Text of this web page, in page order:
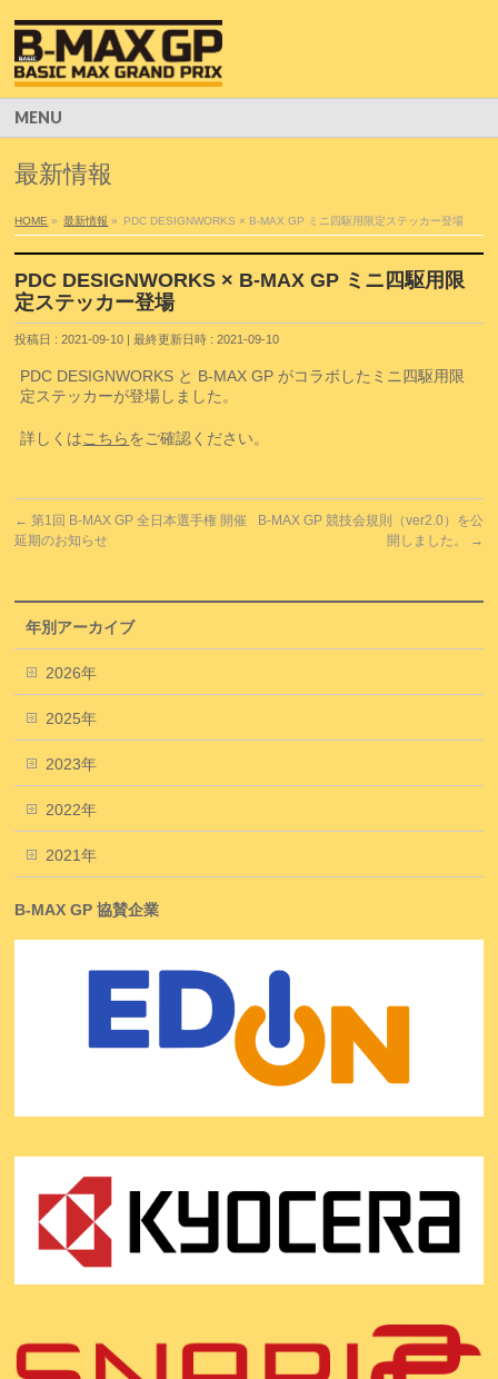
MENU
最新情報
HOME » 最新情報 » PDC DESIGNWORKS × B-MAX GP ミニ四駆用限定ステッカー登場
PDC DESIGNWORKS × B-MAX GP ミニ四駆用限
定ステッカー登場
投稿日 : 2021-09-10 最終更新日時 : 2021-09-10
PDC DESIGNWORKS と B-MAX GP がコラボしたミニ四駆用限
定ステッカーが登場しました。
詳しくはこちらをご確認ください。
← 第1回 B-MAX GP 全日本選手権 開催
延期のお知らせ
B-MAX GP 競技会規則（ver2.0）を公
開しました。
→
年別アーカイブ
2026年
2025年
2023年
2022年
2021年
B-MAX GP 協賛企業